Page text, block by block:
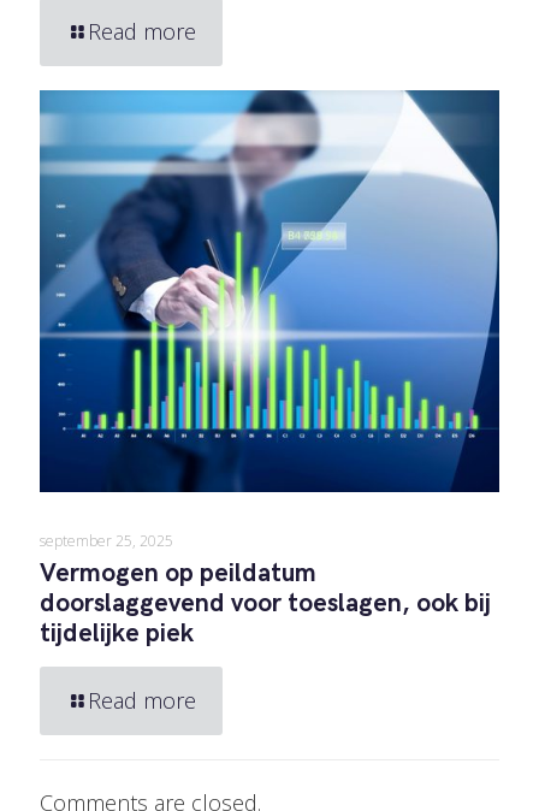
Read more
september 25, 2025
Vermogen op peildatum
doorslaggevend voor toeslagen, ook bij
tijdelijke piek
Read more
Comments are closed.